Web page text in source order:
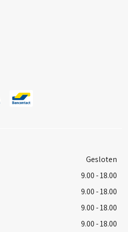
Gesloten
9.00 - 18.00
9.00 - 18.00
9.00 - 18.00
9.00 - 18.00